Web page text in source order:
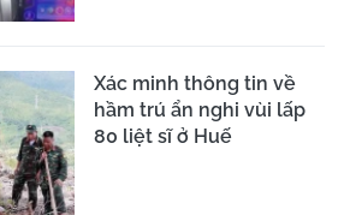
Xác minh thông tin về
hầm trú ẩn nghi vùi lấp
80 liệt sĩ ở Huế